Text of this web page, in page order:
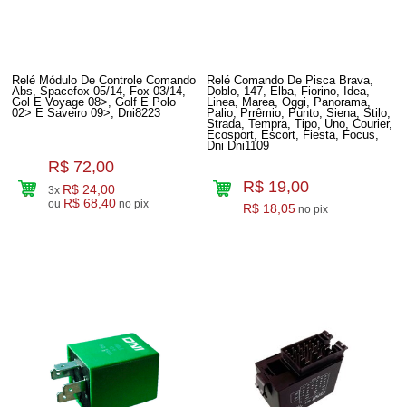
Relé Módulo De Controle Comando
Abs, Spacefox 05/14, Fox 03/14,
Gol E Voyage 08>, Golf E Polo
02> E Saveiro 09>, Dni8223
R$ 72,00
3x R$ 24,00
ou R$ 68,40 no pix
Relé Comando De Pisca Brava,
Doblo, 147, Elba, Fiorino, Idea,
Linea, Marea, Oggi, Panorama,
Palio, Prrêmio, Punto, Siena, Stilo,
Strada, Tempra, Tipo, Uno, Courier,
Ecosport, Escort, Fiesta, Focus,
Dni Dni1109
R$ 19,00
R$ 18,05 no pix